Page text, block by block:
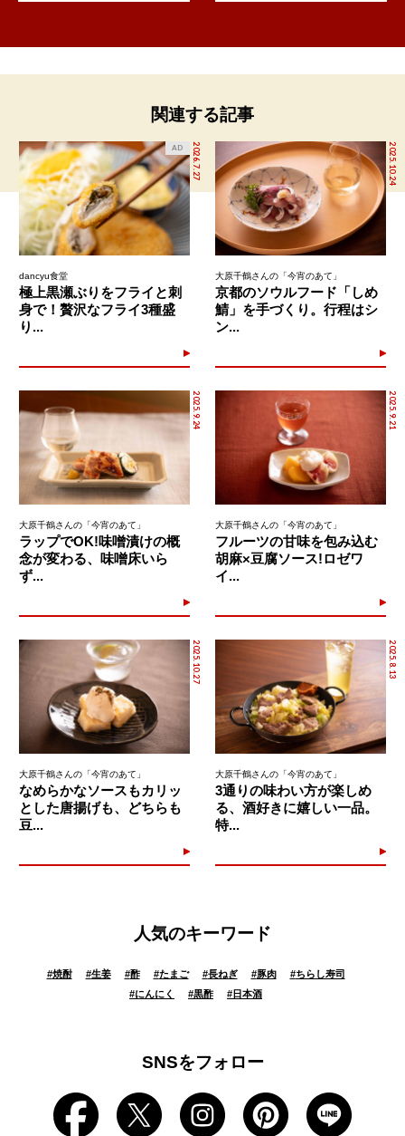
関連する記事
2026.7.27
AD
dancyu食堂
極上黒瀬ぶりをフライと刺
身で！贅沢なフライ3種盛
り...
2025.10.24
大原千鶴さんの「今宵のあて」
京都のソウルフード「しめ
鯖」を手づくり。行程はシ
ン...
2025.9.24
大原千鶴さんの「今宵のあて」
ラップでOK!味噌漬けの概
念が変わる、味噌床いら
ず...
2025.9.21
大原千鶴さんの「今宵のあて」
フルーツの甘味を包み込む
胡麻×豆腐ソース!ロゼワ
イ...
2025.10.27
大原千鶴さんの「今宵のあて」
なめらかなソースもカリッ
とした唐揚げも、どちらも
豆...
2025.8.13
大原千鶴さんの「今宵のあて」
3通りの味わい方が楽しめ
る、酒好きに嬉しい一品。
特...
人気のキーワード
#焼酎 #生姜 #酢 #たまご #長ねぎ #豚肉 #ちらし寿司
#にんにく #黒酢 #日本酒
SNSをフォロー